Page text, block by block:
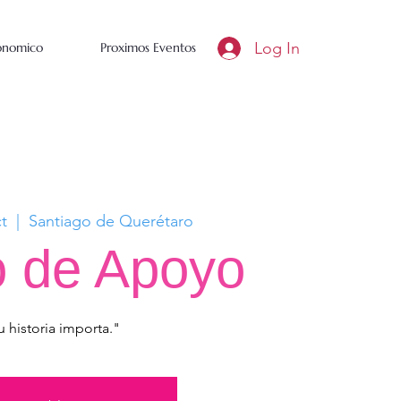
Proximos Eventos Log In
  |
Santiago de Querétaro
de Apoyo
historia importa."